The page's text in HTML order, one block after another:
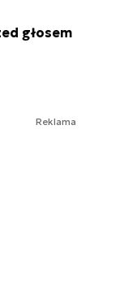
głosem
Reklama